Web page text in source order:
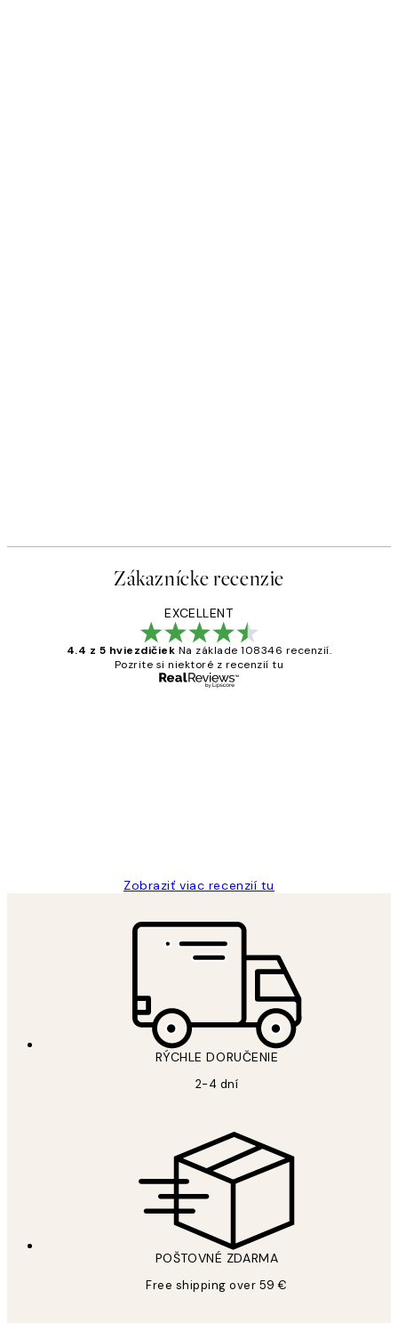
Zákaznícke recenzie
EXCELLENT
4.4 z 5 hviezdičiek Na základe 108346 recenzií.
Pozrite si niektoré z recenzií tu
Zobraziť viac recenzií tu
RÝCHLE DORUČENIE
2-4 dní
POŠTOVNÉ ZDARMA
Free shipping over 59 €